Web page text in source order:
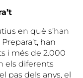
en què s’han
han
i més de 2.000
els diferents
pas dels anys, el